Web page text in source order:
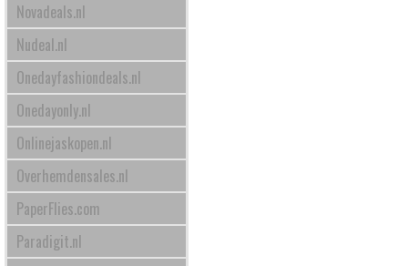
Novadeals.nl
Nudeal.nl
Onedayfashiondeals.nl
Onedayonly.nl
Onlinejaskopen.nl
Overhemdensales.nl
PaperFlies.com
Paradigit.nl